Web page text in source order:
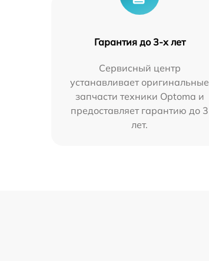
Гарантия до 3-х лет
Сервисный центр
устанавливает оригинальные
запчасти техники Optoma и
предоставляет гарантию до 3
лет.